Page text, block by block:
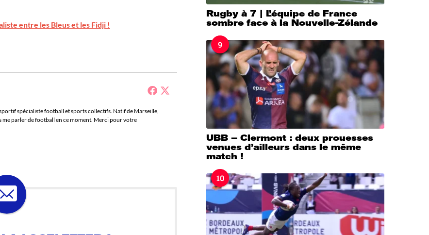
entre les Bleus et les Fidji !
spécialiste football et sports collectifs. Natif de Marseille,
me parler de football en ce moment. Merci pour votre
Rugby à 7 | L’équipe de France
sombre face à la Nouvelle-Zélande
9
UBB – Clermont : deux prouesses
venues d’ailleurs dans le même
match !
10